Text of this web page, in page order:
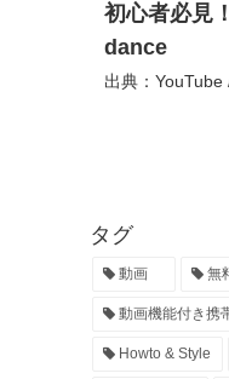
初心者必見
dance
出典：
タグ
動画 無
動画機能付き携
Howto & Style